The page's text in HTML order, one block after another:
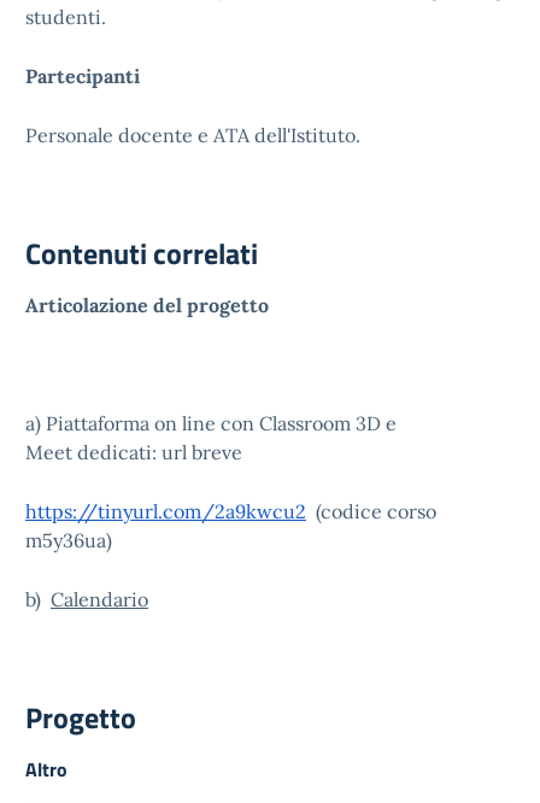
studenti.
Partecipanti
Personale docente e ATA dell'Istituto.
Contenuti correlati
Articolazione del progetto
a) Piattaforma on line con Classroom 3D e
Meet dedicati: url breve
https://tinyurl.com/2a9kwcu2 (codice corso
m5y36ua)
b) Calendario
Progetto
Altro